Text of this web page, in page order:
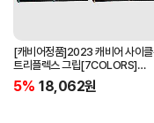
[캐비어정품]2023 캐비어 사이
트리플렉스 그립[7COLORS]
[라운드][39g/42g/46g/50g]
[R/S 토크]
5% 18,062원